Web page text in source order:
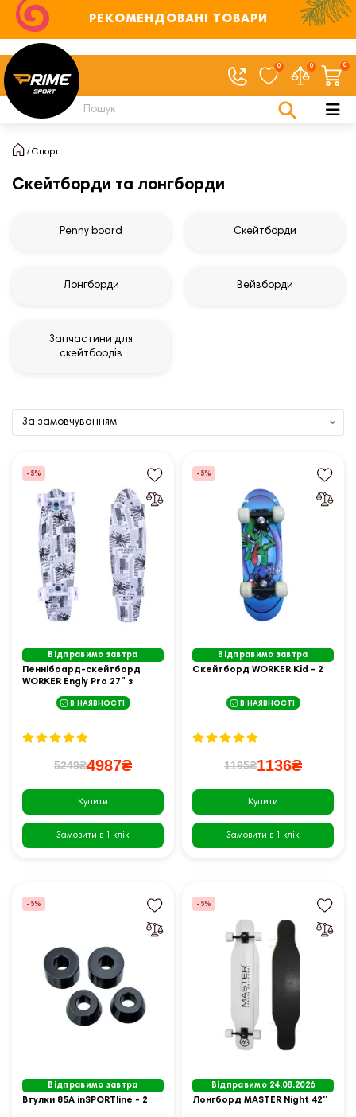
РЕКОМЕНДОВАНІ ТОВАРИ
0 0 0
Спорт
Скейтборди та лонгборди
Penny board Скейтборди
Лонгборди Вейвборди
Запчастини для
скейтбордів
-5%
Відправимо завтра
Пеннібоард-скейтборд
WORKER Engly Pro 27” з
В НАЯВНОСТІ
5249₴4987₴
Купити
Замовити в 1 клік
-5%
Відправимо завтра
Cкейтборд WORKER Kid - 2
В НАЯВНОСТІ
1195₴1136₴
Купити
Замовити в 1 клік
-5%
Відправимо завтра
Втулки 85A inSPORTline - 2
-5%
Відправимо 24.08.2026
Лонгборд MASTER Night 42''